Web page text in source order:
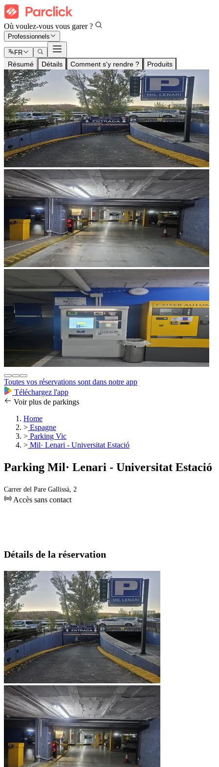
Où voulez-vous vous garer ?
Professionnels
FR
Résumé Détails Comment s'y rendre ? Produits
Toutes vos réservations sont dans notre app
Téléchargez l'app
Voir plus de parkings
Home
> Espagne
> Parking Vic
> Mil· Lenari - Universitat Estació
Parking Mil· Lenari - Universitat Estació
Carrer del Pare Gallissà, 2
Accès sans contact
Détails de la réservation